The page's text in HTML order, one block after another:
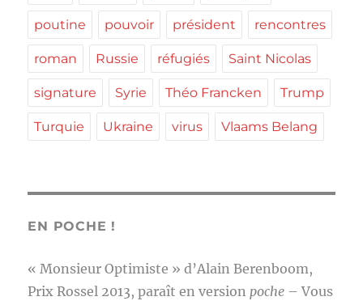
poutine pouvoir président rencontres
roman Russie réfugiés Saint Nicolas
signature Syrie Théo Francken Trump
Turquie Ukraine virus Vlaams Belang
EN POCHE !
« Monsieur Optimiste » d’Alain Berenboom,
Prix Rossel 2013, paraît en version poche – Vous